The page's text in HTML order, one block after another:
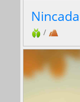
Nincada
/